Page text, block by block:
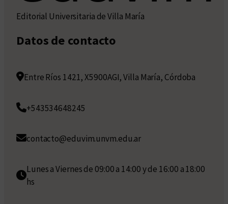
Editorial Universitaria de Villa María
Datos de contacto
Entre Ríos 1421, X5900AGI, Villa María, Córdoba
+543534648245
contacto@eduvim.unvm.edu.ar
Lunes a Viernes de 09:00 a 14:00 y de 16:00 a 18:00
hs